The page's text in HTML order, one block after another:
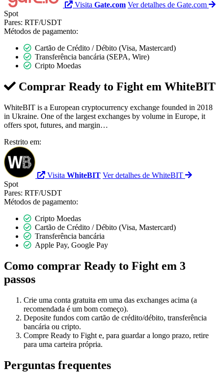
Visita Gate.com Ver detalhes de Gate.com
Spot
Pares: RTF/USDT
Métodos de pagamento:
Cartão de Crédito / Débito (Visa, Mastercard)
Transferência bancária (SEPA, Wire)
Cripto Moedas
Comprar Ready to Fight em WhiteBIT
WhiteBIT is a European cryptocurrency exchange founded in 2018
in Ukraine. One of the largest exchanges by volume in Europe, it
offers spot, futures, and margin…
Restrito em:
Visita WhiteBIT Ver detalhes de WhiteBIT
Spot
Pares: RTF/USDT
Métodos de pagamento:
Cripto Moedas
Cartão de Crédito / Débito (Visa, Mastercard)
Transferência bancária
Apple Pay, Google Pay
Como comprar Ready to Fight em 3
passos
Crie uma conta gratuita em uma das exchanges acima (a
recomendada é um bom começo).
Deposite fundos com cartão de crédito/débito, transferência
bancária ou cripto.
Compre Ready to Fight e, para guardar a longo prazo, retire
para uma carteira própria.
Perguntas frequentes